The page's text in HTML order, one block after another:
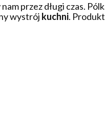
przez długi czas.
wystrój kuchni.